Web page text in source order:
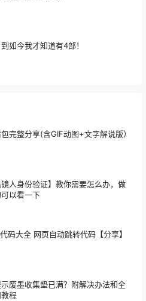
如今我才知道有4部！
完整分享(含GIF动图+文字解说版）
人身份验证】教你需要怎么办，做
以看一下
码大全 网页自动跳转代码【分享】
废墨收集垫已满？附解决办法和全
程